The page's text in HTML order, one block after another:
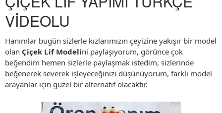
VİDEOLU
Hanımlar bugün sizlerle kızlarımızın çeyizine yakışır bir model
olan Çiçek Lif Modelini paylaşıyorum, görünce çok
beğendim hemen sizlerle paylaşmak istedim, sizlerinde
beğenerek severek işleyeceğinizi düşünüyorum, farklı model
arayanlar için güzel bir alternatif olacaktır.